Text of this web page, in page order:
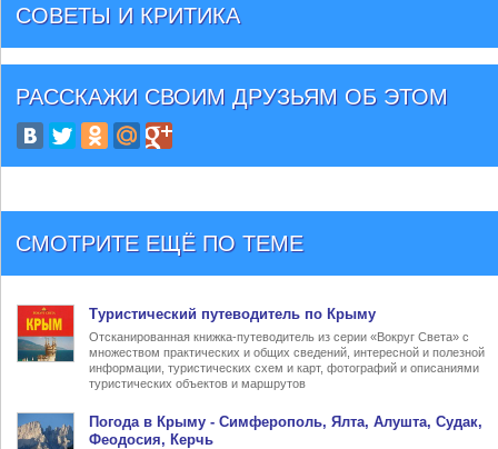
СОВЕТЫ И КРИТИКА
РАССКАЖИ СВОИМ ДРУЗЬЯМ ОБ ЭТОМ
СМОТРИТЕ ЕЩЁ ПО ТЕМЕ
Туристический путеводитель по Крыму
Отсканированная книжка-путеводитель из серии «Вокруг Света» с
множеством практических и общих сведений, интересной и полезной
информации, туристических схем и карт, фотографий и описаниями
туристических объектов и маршрутов
Погода в Крыму- Симферополь, Ялта, Алушта, Судак,
Феодосия, Керчь